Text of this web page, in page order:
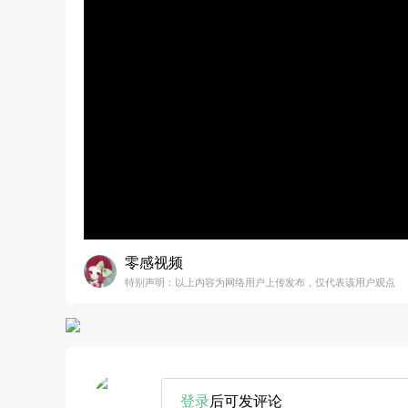
零感视频
特别声明：以上内容为网络用户上传发布，仅代表该用户观点
登录后可发评论